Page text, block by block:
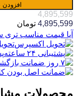
افزودن
4,895,599
4,895,599 تومان
آیا قیمت مناسب تری
محصولات